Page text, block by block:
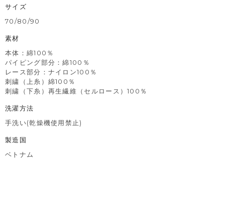
サイズ
70/80/90
素材
本体：綿100％
パイピング部分：綿100％
レース部分：ナイロン100％
刺繍（上糸）綿100％
刺繍（下糸）再生繊維（セルロース）100％
洗濯方法
手洗い(乾燥機使用禁止)
製造国
ベトナム